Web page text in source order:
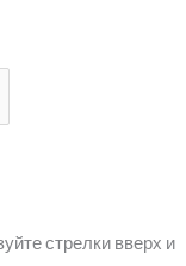
стрелки вверх и